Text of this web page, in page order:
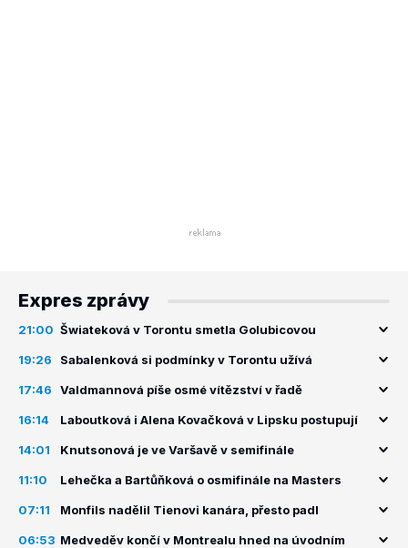
Expres zprávy
21:00 Šwiateková v Torontu smetla Golubicovou
19:26 Sabalenková si podmínky v Torontu užívá
17:46 Valdmannová píše osmé vítězství v řadě
16:14 Laboutková i Alena Kovačková v Lipsku postupují
14:01 Knutsonová je ve Varšavě v semifinále
11:10 Lehečka a Bartůňková o osmifinále na Masters
07:11 Monfils nadělil Tienovi kanára, přesto padl
06:53 Medveděv končí v Montrealu hned na úvodním